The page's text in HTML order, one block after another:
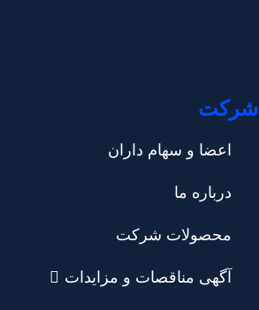
شرکت
اعضا و سهام داران
درباره ما
محصولات شرکت
آگهی مناقصات و مزایدات